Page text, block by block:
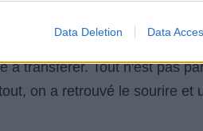
Data Deletion Data
de leur avenir ?
(tout comme la prochaine,
à transférer. Tout n'est pas
on a retrouvé le sourire et